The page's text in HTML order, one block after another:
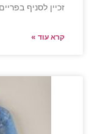
זכיין לסניף
קרא עוד »